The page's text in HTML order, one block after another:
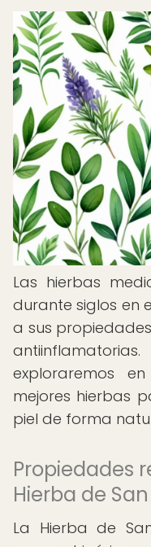
Las hierbas
durante siglos en
a sus
exploraremos
mejores hierbas
piel de forma
Propiedades
Hierba de
La Hierba de